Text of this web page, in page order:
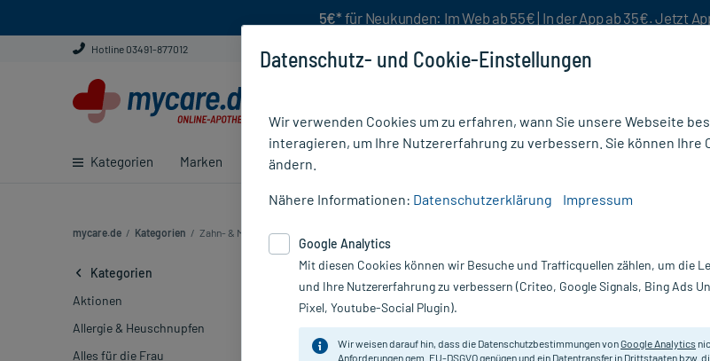
5€* für Neukunden: Im Web ab 55€ | In der App ab 35€. Jetzt
Hotline 03491-877012
Kategorien Marken Ratgeber
mycare.de / Kategorien / Zahn- & Mundpflege (816)
Kategorien
Aktionen
Allergie & Heuschnupfen
Alles für die Frau
Zahnpflegeprodukte
Datenschutz- und Cookie-Einstellungen
Wir verwenden Cookies um zu erfahren, wann Sie unsere Webseite
interagieren, um Ihre Nutzererfahrung zu verbessern. Sie können
ändern.
Nähere Informationen: Datenschutzerklärung Impressum
Google Analytics
Mit diesen Cookies können wir Besuche und Trafficquellen zählen, um die
und Ihre Nutzererfahrung zu verbessern (Criteo, Google Signals, Bing Ads
Pixel, Youtube-Social Plugin).
Wir weisen darauf hin, dass die Datenschutzbestimmungen vonGoogle Analytics
Anforderungen gem. EU-DSGVO genügen und ein Datentransfer in Drittstaaten bzw.